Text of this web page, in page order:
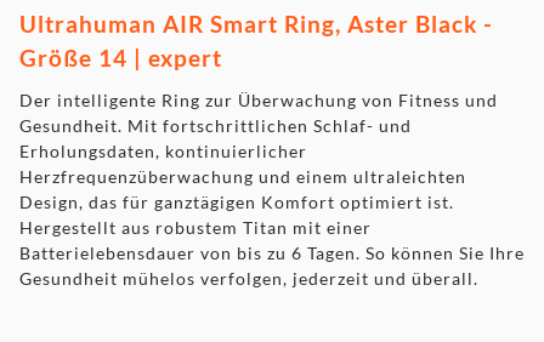
Frauengesundheit integriert: Zyklus- &
Schwangerschaftstracking über biometrische Daten
App in 15 Sprachen: Kostenlose Synchronisierung mit der
Ultrahuman-App (iOS & Android)
Zirkadiane Optimierung: Empfehlungen für Licht, Bewegung
& Koffein zur Leistungssteigerung
Lieferumfang: Ring AIR, Standard-Ladegerät, USB-C zu USB-
C Kabel (1 m)
Ultrahuman AIR Smart Ring, Aster Black -
Größe 14 | expert
Der intelligente Ring zur Überwachung von Fitness und
Gesundheit. Mit fortschrittlichen Schlaf- und
Erholungsdaten, kontinuierlicher
Herzfrequenzüberwachung und einem ultraleichten
Design, das für ganztägigen Komfort optimiert ist.
Hergestellt aus robustem Titan mit einer
Batterielebensdauer von bis zu 6 Tagen. So können Sie Ihre
Gesundheit mühelos verfolgen, jederzeit und überall.